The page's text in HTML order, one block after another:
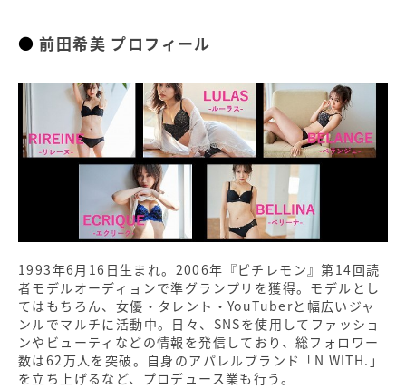
前田希美 プロフィール
1993年6月16日生まれ。2006年『ピチレモン』第14回読
者モデルオーディョンで準グランプリを獲得。モデルとし
てはもちろん、女優・タレント・YouTuberと幅広いジャ
ンルでマルチに活動中。日々、SNSを使用してファッショ
ンやビューティなどの情報を発信しており、総フォロワー
数は62万人を突破。自身のアパレルブランド「N WITH.」
を立ち上げるなど、プロデュース業も行う。